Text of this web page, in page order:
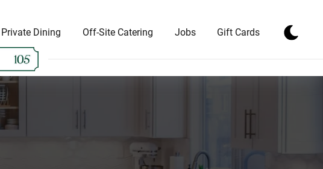
Dining Off-Site Catering Jobs Gift Cards